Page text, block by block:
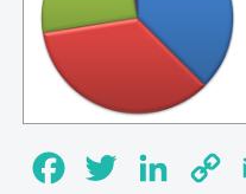
FacebookTwitter LinkedIn